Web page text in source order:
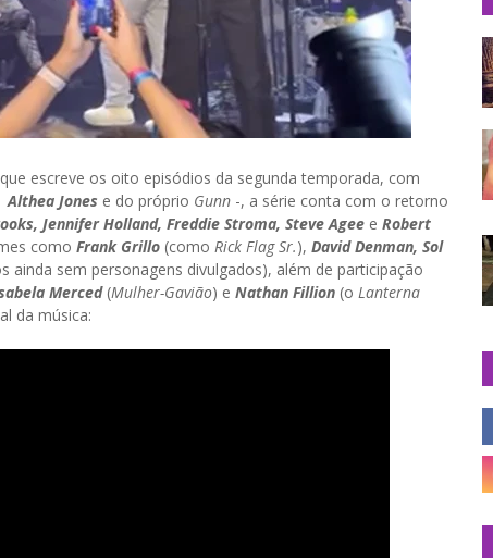
escreve os oito episódios da segunda temporada, com
Jones e do próprio Gunn -, a série conta com o retorno
Jennifer Holland, Freddie Stroma, Steve Agee e Robert
como Frank Grillo (como Rick Flag Sr.), David Denman, Sol
ainda sem personagens divulgados), além de participação
Merced(Mulher-Gavião) e Nathan Fillion (o Lanterna
da música: